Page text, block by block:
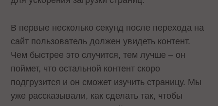
В первые несколько секунд после перехода на
сайт пользователь должен увидеть контент.
Чем быстрее это случится, тем лучше – он
поймет, что остальной контент скоро
подгрузится и он сможет изучить страницу. Мы
уже рассказывали, как сделать так, чтобы